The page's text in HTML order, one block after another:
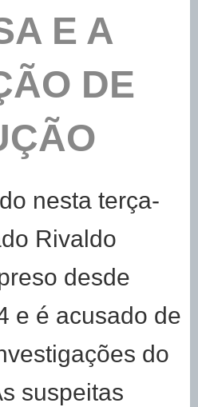
E A
DE
nesta terça-
Rivaldo
desde
e é acusado de
do
suspeitas